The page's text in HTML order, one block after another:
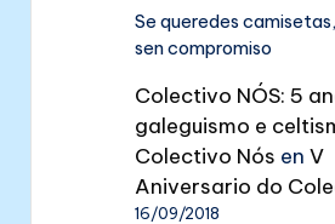
Se queredes
sen compromiso
Colectivo NÓS: 5
galeguismo e
Colectivo Nós enV
Aniversario do
16/09/2018